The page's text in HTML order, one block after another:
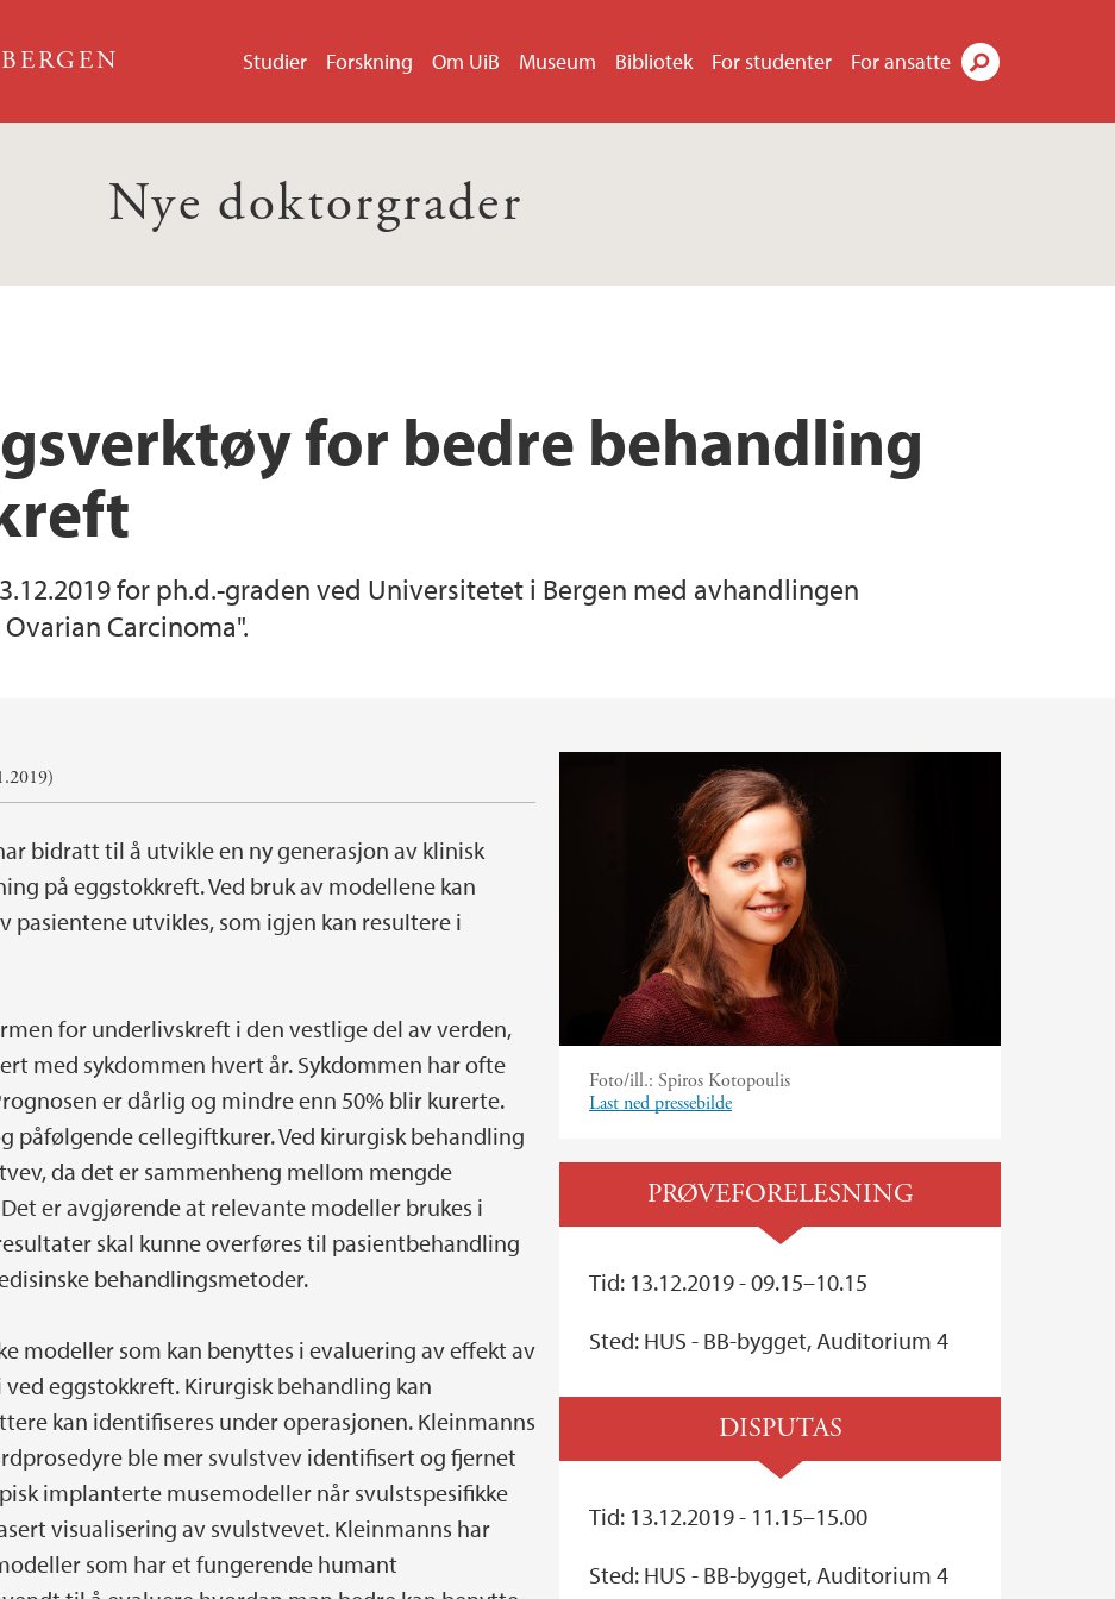
Studier Forskning Om UiB Museum Bibliotek For studenter For ansatte
Nye doktorgrader
for bedre behandling
for ph.d.-graden ved Universitetet i Bergen med avhandlingen
Carcinoma".
bidratt til å utvikle en ny generasjon av klinisk
på eggstokkreft. Ved bruk av modellene kan
utvikles, som igjen kan resultere i
for underlivskreft i den vestlige del av verden,
med sykdommen hvert år. Sykdommen har ofte
er dårlig og mindre enn 50% blir kurerte.
påfølgende cellegiftkurer. Ved kirurgisk behandling
da det er sammenheng mellom mengde
er avgjørende at relevante modeller brukes i
skal kunne overføres til pasientbehandling
behandlingsmetoder.
modeller som kan benyttes i evaluering av effekt av
eggstokkreft. Kirurgisk behandling kan
kan identifiseres under operasjonen. Kleinmanns
ble mer svulstvev identifisert og fjernet
implanterte musemodeller når svulstspesifikke
visualisering av svulstvevet. Kleinmanns har
som har et fungerende humant
Foto/ill.:Spiros Kotopoulis
Last ned pressebilde
PRØVEFORELESNING
Tid: 13.12.2019 - 09.15–10.15
Sted: HUS - BB-bygget, Auditorium 4
DISPUTAS
Tid: 13.12.2019 - 11.15–15.00
Sted: HUS - BB-bygget, Auditorium 4